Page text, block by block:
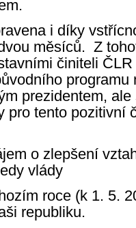
i díky
měsíců. Z
činiteli
programu
prezidentem,
pro tento pozitivní
o zlepšení
vlády
roce (k 1. 5.
republiku.